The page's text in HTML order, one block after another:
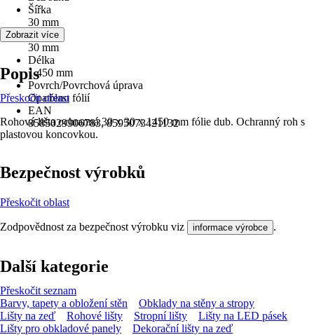
Šířka
30 mm
Výška
30 mm
Délka
1 450 mm
Povrch/Povrchová úprava
Opatřeno fólií
EAN
8585029906783, 8595073421132
Zobrazit více
Popis
Přeskočit oblast
Rohová lišta ochranná 30 x 30 x 1450 mm fólie dub. Ochranný roh s
plastovou koncovkou.
Bezpečnost výrobků
Přeskočit oblast
Zodpovědnost za bezpečnost výrobku viz informace výrobce .
Další kategorie
Přeskočit seznam
Barvy, tapety a obložení stěn
Obklady na stěny a stropy
Lišty na zeď
Rohové lišty Stropní lišty
Lišty na LED pásek
Lišty pro obkladové panely
Dekorační lišty na zeď